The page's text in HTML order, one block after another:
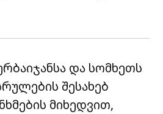
და სომხეთს
შესახებ
მიხედვით,